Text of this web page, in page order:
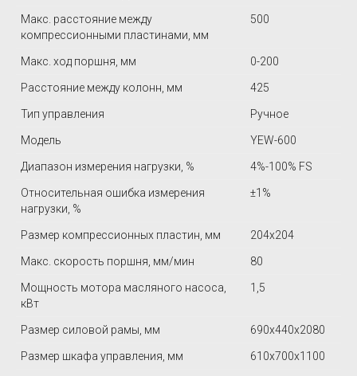
Макс. расстояние между
компрессионными пластинами, мм
500
Макс. ход поршня, мм 0-200
Расстояние между колонн, мм 425
Тип управления Ручное
Модель YEW-600
Диапазон измерения нагрузки, % 4%-100% FS
Относительная ошибка измерения
нагрузки, %
±1%
Размер компрессионных пластин, мм 204x204
Макс. скорость поршня, мм/мин 80
Мощность мотора масляного насоса,
кВт
1,5
Размер силовой рамы, мм 690х440х2080
Размер шкафа управления, мм 610х700х1100